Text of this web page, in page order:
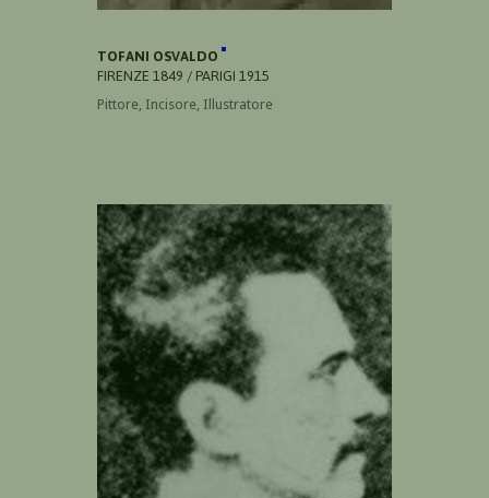
TOFANI OSVALDO
FIRENZE 1849 / PARIGI 1915
Pittore, Incisore, Illustratore